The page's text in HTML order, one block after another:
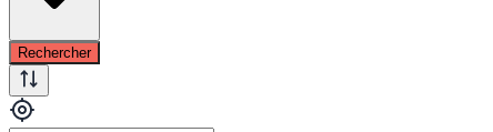
Rechercher